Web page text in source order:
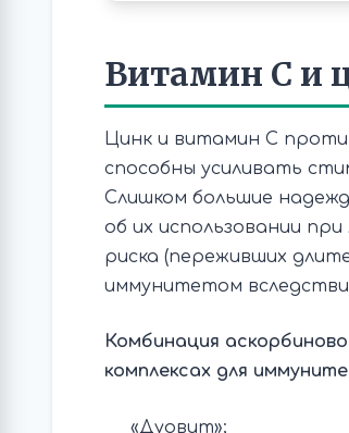
Витамин С и
Цинк и витамин C
способны усиливать
Слишком большие
об их использовании
риска (переживших
иммунитетом
Комбинация
комплексах для
«Дуовит»;